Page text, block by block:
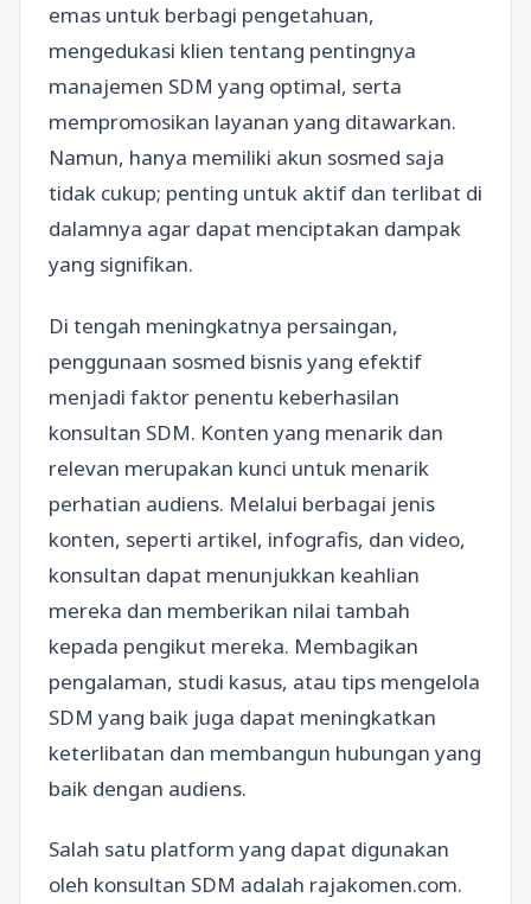
emas untuk berbagi pengetahuan,
mengedukasi klien tentang pentingnya
manajemen SDM yang optimal, serta
mempromosikan layanan yang ditawarkan.
Namun, hanya memiliki akun sosmed saja
tidak cukup; penting untuk aktif dan terlibat di
dalamnya agar dapat menciptakan dampak
yang signifikan.
Di tengah meningkatnya persaingan,
penggunaan sosmed bisnis yang efektif
menjadi faktor penentu keberhasilan
konsultan SDM. Konten yang menarik dan
relevan merupakan kunci untuk menarik
perhatian audiens. Melalui berbagai jenis
konten, seperti artikel, infografis, dan video,
konsultan dapat menunjukkan keahlian
mereka dan memberikan nilai tambah
kepada pengikut mereka. Membagikan
pengalaman, studi kasus, atau tips mengelola
SDM yang baik juga dapat meningkatkan
keterlibatan dan membangun hubungan yang
baik dengan audiens.
Salah satu platform yang dapat digunakan
oleh konsultan SDM adalah rajakomen.com.